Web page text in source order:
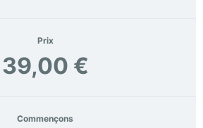
Prix
39,00 €
Commençons